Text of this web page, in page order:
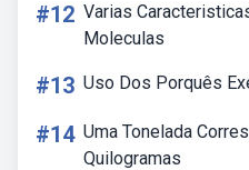
#12 Varias
Moleculas
#13 Uso Dos Porquês
#14 Uma Tonelada
Quilogramas